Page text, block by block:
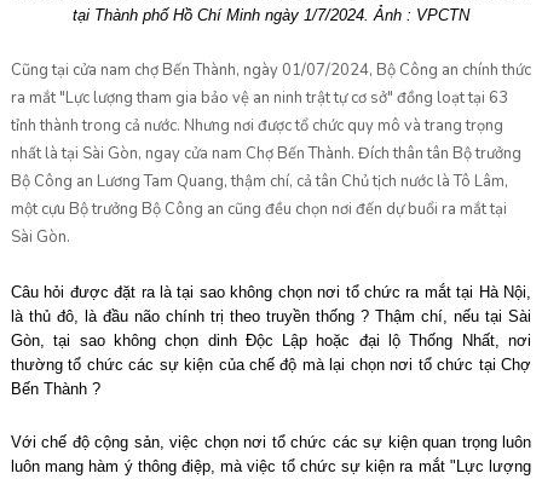
tại Thành phố Hồ Chí Minh ngày 1/7/2024. Ảnh : VPCTN
Cũng tại cửa nam chợ Bến Thành, ngày 01/07/2024, Bộ Công an chính thức
ra mắt "Lực lượng tham gia bảo vệ an ninh trật tự cơ sở" đồng loạt tại 63
tỉnh thành trong cả nước. Nhưng nơi được tổ chức quy mô và trang trọng
nhất là tại Sài Gòn, ngay cửa nam Chợ Bến Thành. Đích thân tân Bộ trưởng
Bộ Công an Lương Tam Quang, thậm chí, cả tân Chủ tịch nước là Tô Lâm,
một cựu Bộ trưởng Bộ Công an cũng đều chọn nơi đến dự buổi ra mắt tại
Sài Gòn.
Câu hỏi được đặt ra là tại sao không chọn nơi tổ chức ra mắt tại Hà Nội,
là thủ đô, là đầu não chính trị theo truyền thống ? Thậm chí, nếu tại Sài
Gòn, tại sao không chọn dinh Độc Lập hoặc đại lộ Thống Nhất, nơi
thường tổ chức các sự kiện của chế độ mà lại chọn nơi tổ chức tại Chợ
Bến Thành ?
Với chế độ cộng sản, việc chọn nơi tổ chức các sự kiện quan trọng luôn
luôn mang hàm ý thông điệp, mà việc tổ chức sự kiện ra mắt "Lực lượng